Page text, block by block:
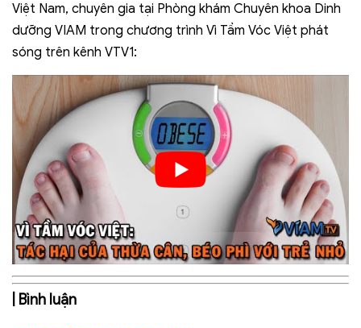
Việt Nam, chuyên gia tại Phòng khám Chuyên khoa Dinh
dưỡng VIAM trong chương trình Vì Tầm Vóc Việt phát
sóng trên kênh VTV1:
| Bình luận